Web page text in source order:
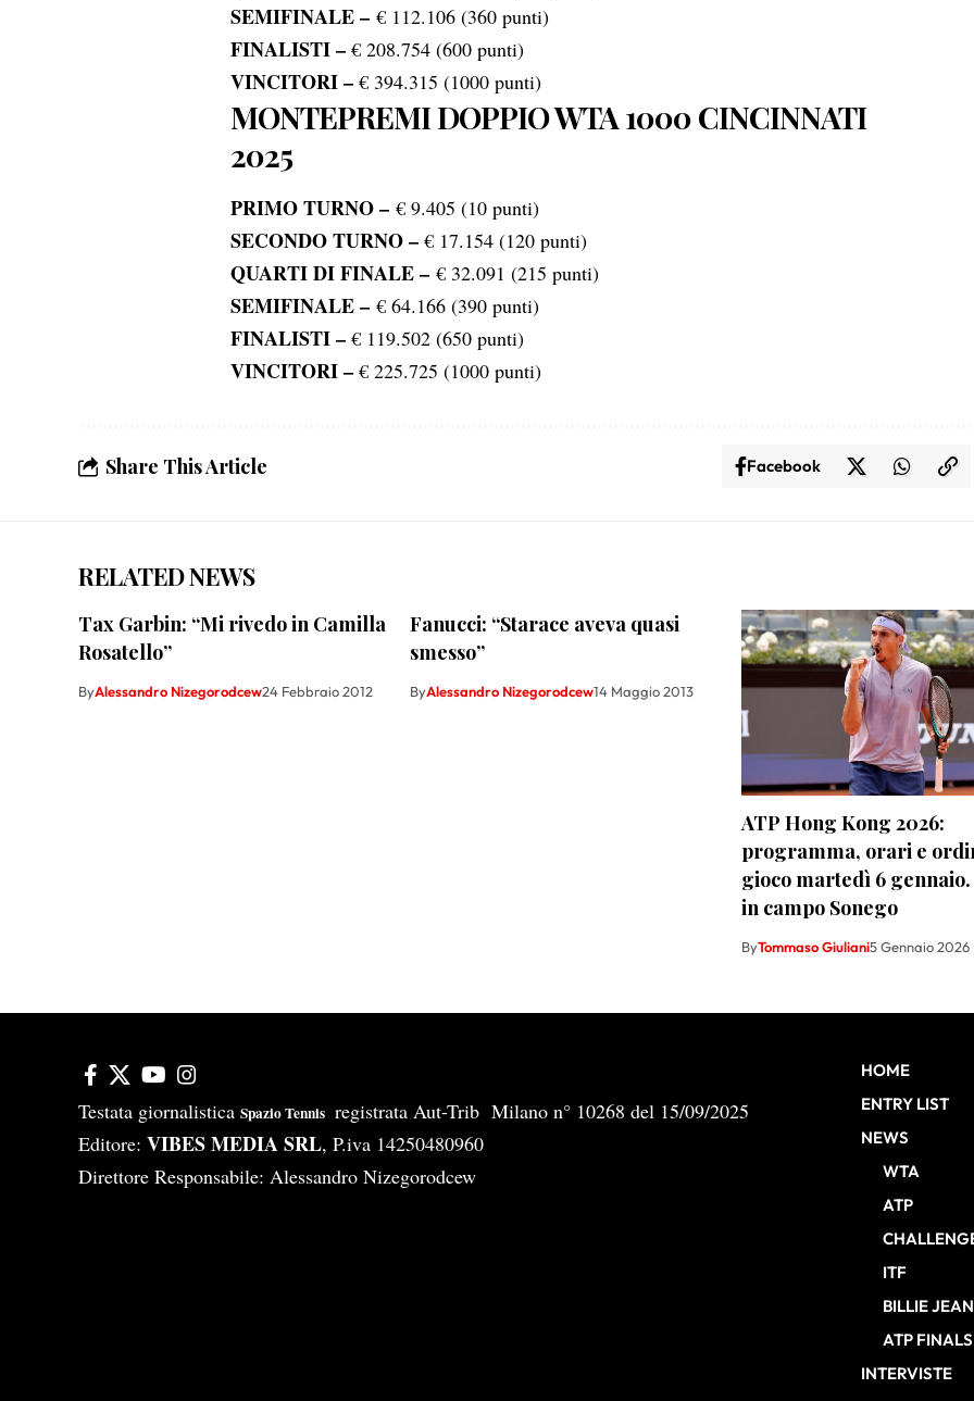
SEMIFINALE –€ 112.106 (360 punti)
FINALISTI –€ 208.754 (600 punti)
VINCITORI –€ 394.315 (1000 punti)
MONTEPREMI DOPPIO WTA 1000 CINCINNATI
2025
PRIMO TURNO –€ 9.405 (10 punti)
SECONDO TURNO –€ 17.154 (120 punti)
QUARTI DI FINALE –€ 32.091 (215 punti)
SEMIFINALE –€ 64.166 (390 punti)
FINALISTI –€ 119.502 (650 punti)
VINCITORI –€ 225.725 (1000 punti)
Share This Article Facebook
RELATED NEWS
Tax Garbin: “Mi rivedo in Camilla
Rosatello”
ByAlessandro Nizegorodcew24 Febbraio 2012
Fanucci: “Starace aveva quasi
smesso”
ByAlessandro Nizegorodcew14 Maggio 2013
ATP Hong Kong 2026:
programma, orari e
gioco martedì 6 gennaio.
in campo Sonego
ByTommaso Giuliani5 Gennaio 2026
Testata giornalistica Spazio Tennis registrata Aut-Trib Milano n° 10268 del 15/09/2025
Editore: VIBES MEDIA SRL, P.iva 14250480960
Direttore Responsabile: Alessandro Nizegorodcew
HOME
ENTRY LIST
NEWS
WTA
ATP
ITF
BILLIE
ATP FINALS
INTERVISTE